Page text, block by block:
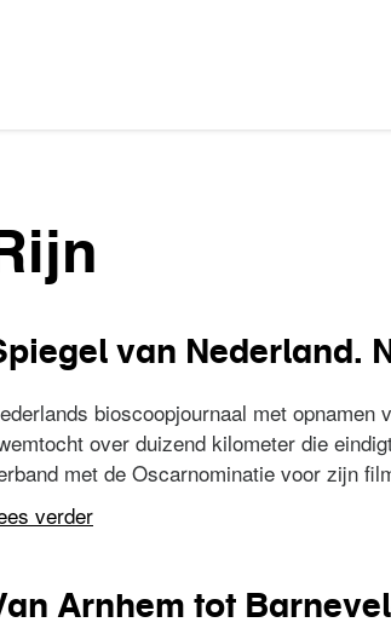
van Nederland.
bioscoopjournaal met
over duizend kilometer die
met de Oscarnominatie voor zijn
verder
Arnhem tot